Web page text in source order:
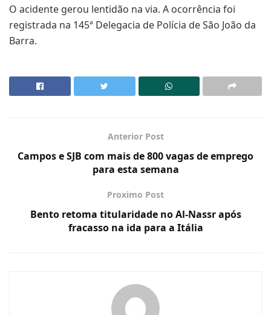
O acidente gerou lentidão na via. A ocorrência foi
registrada na 145ª Delegacia de Polícia de São João da
Barra.
Anterior Post
Campos e SJB com mais de 800 vagas de emprego
para esta semana
Proximo Post
Bento retoma titularidade no Al-Nassr após
fracasso na ida para a Itália